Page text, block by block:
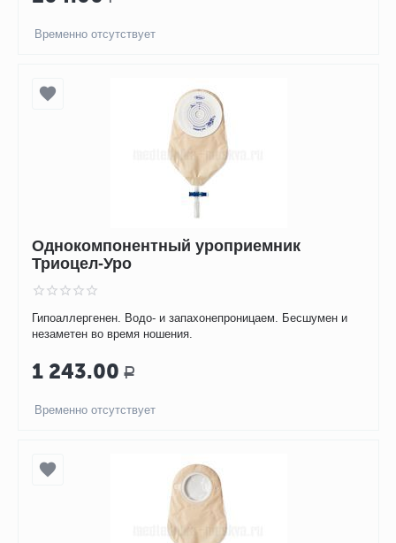
Временно отсутствует
Однокомпонентный уроприемник
Триоцел-Уро
Гипоаллергенен. Водо- и запахонепроницаем. Бесшумен и
незаметен во время ношения.
1 243.00 Р
Временно отсутствует